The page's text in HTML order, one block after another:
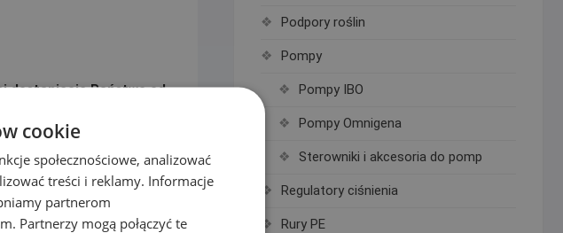
dostaniecie Państwo od
firmy (Tavlit, Irritec
Podpory roślin
Pompy
Pompy IBO
Pompy Omnigena
Sterowniki i akcesoria do pomp
Regulatory ciśnienia
Rury PE
cookie
społecznościowe, analizować
treści i reklamy. Informacje
partnerom
Partnerzy mogą połączyć te